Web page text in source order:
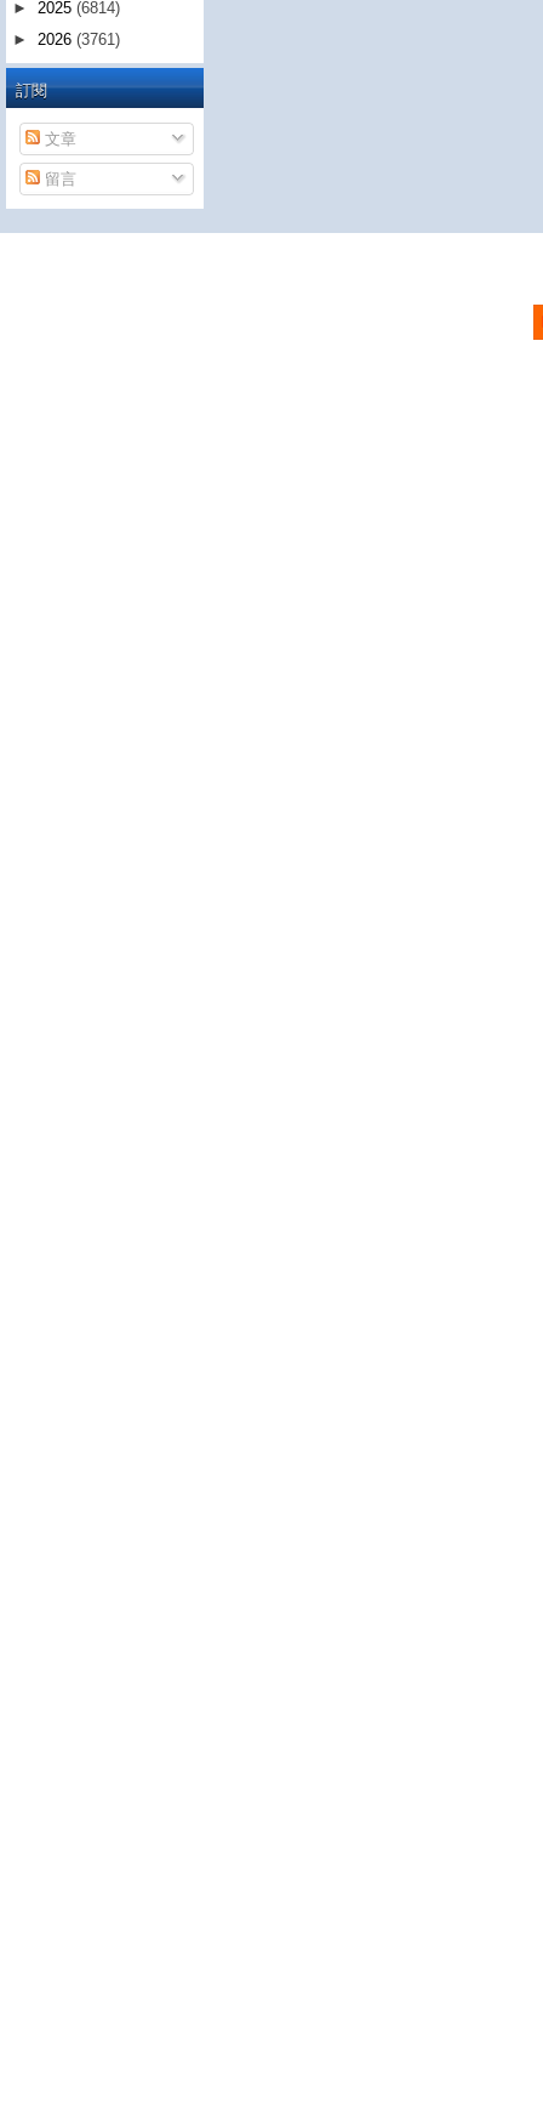
► 2025 (6814)
► 2026 (3761)
訂閱
文章
留言